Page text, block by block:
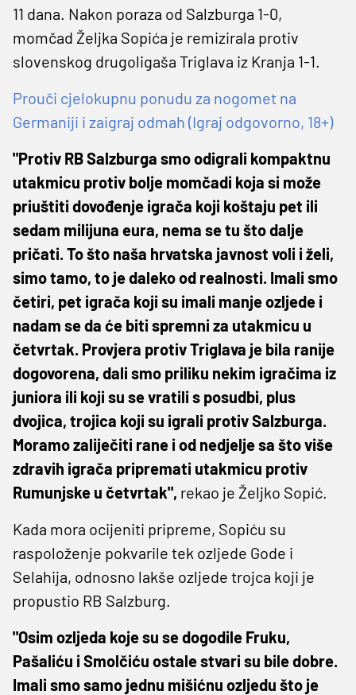
11 dana. Nakon poraza od Salzburga 1-0,
momčad Željka Sopića je remizirala protiv
slovenskog drugoligaša Triglava iz Kranja 1-1.
Prouči cjelokupnu ponudu za nogomet na
Germaniji i zaigraj odmah (Igraj odgovorno, 18+)
"Protiv RB Salzburga smo odigrali kompaktnu
utakmicu protiv bolje momčadi koja si može
priuštiti dovođenje igrača koji koštaju pet ili
sedam milijuna eura, nema se tu što dalje
pričati. To što naša hrvatska javnost voli i želi,
simo tamo, to je daleko od realnosti. Imali smo
četiri, pet igrača koji su imali manje ozljede i
nadam se da će biti spremni za utakmicu u
četvrtak. Provjera protiv Triglava je bila ranije
dogovorena, dali smo priliku nekim igračima iz
juniora ili koji su se vratili s posudbi, plus
dvojica, trojica koji su igrali protiv Salzburga.
Moramo zaliječiti rane i od nedjelje sa što više
zdravih igrača pripremati utakmicu protiv
Rumunjske u četvrtak", rekao je Željko Sopić.
Kada mora ocijeniti pripreme, Sopiću su
raspoloženje pokvarile tek ozljede Gode i
Selahija, odnosno lakše ozljede trojca koji je
propustio RB Salzburg.
"Osim ozljeda koje su se dogodile Fruku,
Pašaliću i Smolčiću ostale stvari su bile dobre.
Imali smo samo jednu mišićnu ozljedu što je